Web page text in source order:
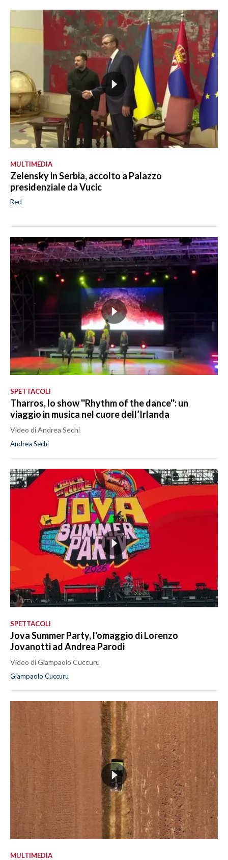
MULTIMEDIA
Zelensky in Serbia, accolto a Palazzo
presidenziale da Vucic
Red
SPETTACOLI
Tharros, lo show ''Rhythm of the dance'': un
viaggio in musica nel cuore dell’Irlanda
Video di Andrea Sechi
Andrea Sechi
SPETTACOLI
Jova Summer Party, l'omaggio di Lorenzo
Jovanotti ad Andrea Parodi
Video di Giampaolo Cuccuru
Giampaolo Cuccuru
MULTIMEDIA